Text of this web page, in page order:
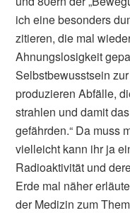
ich eine besonders
zitieren, die mal
Ahnungslosigkeit
Selbstbewusstsein
produzieren Abfälle,
strahlen und damit
gefährden.“ Da muss
vielleicht kann ihr ja
Radioaktivität und
Erde mal näher
der Medizin zum